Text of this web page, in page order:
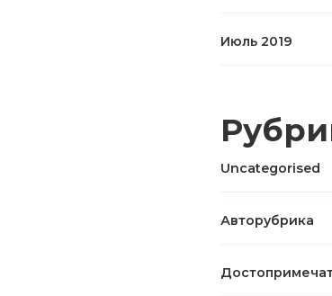
Июль 2019
Uncategorised
Авторубрика